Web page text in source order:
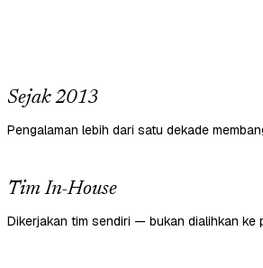
Sejak 2013
Pengalaman lebih dari satu dekade
Tim In-House
Dikerjakan tim sendiri — bukan dialihkan ke